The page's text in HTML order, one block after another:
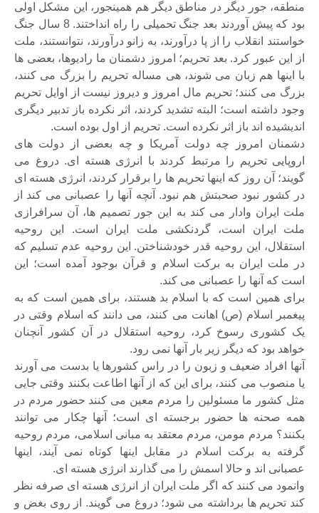
منطقه، جور دیگر در مناطق دیگر هم همینجور، این مشکل اولی
بود که پیش آوردند بعد جنگ تحمیلی را راه انداختند. 8 سال جنگ
خواستند انقلاب را از پا درآورند، به زانو درآورند، نتوانستند، ملت
از این عبور کرد. بعد تحریم؛ امروز دشمنان ما رادیوها، بعضی ها
با اینها هم زبان می شوند، هی مساله تحریم را بزرگ می کنند،
بزرگ می کنند؛ تحریم مال امروز و دیروز نیست از اوایل تحریم
وجود داشته است؛ البته تشدید کردند، اثر نکرده باز تدبیر دیگری
اندیشیده اند باز اثر نکرده است. تحریم از اول بوده است.
دشمنان امروز چه دولت آمریکا و چه بعضی از دولت های
اروپایی تحریم را مرتبط کردند با انرژی هسته ای. دروغ می
گویند؛ آن روز که اینها تحریم ها را برقرار کردند، انرژی هسته ای
در کشور نبود صحبتش هم نبود. آنچه آنها را عصبانی می کند از
ملت ایران وادار می کند به این جور تصمیم ها، آن سرافرازی
ملت ایران است، گردنکشی ملت ایران است. این روحیه
استقلال، این روحیه قدر خودشناختن. این روحیه عدم تسلیم که
در ملت ایران به برکت اسلام و قرآن بوجود آمده است؛ این
است که آنها را عصبانی می کند.
برای همین است که با اسلام بد هستند، برای همین است که به
پیغمبر اسلام (ص) اهانت می کنند، می دانند که اسلام وقتی در
یک کشوری رسوخ کرد، روحیه استقلال در آن کشور آنچنان
خواهد بود که دیگر زیر بار آنها نمی رود.
آنها افراد ضعیف و زبون را در راس کشورها یا بدست می آورند
یا منصوب می کنند، برای این که از آنها اطاعت بکنند وقتی جایی
مثل کشور ما مسئولین را مردم معین می کنند حضور مردم در
همه صحنه ها حضور برجسته ای است؛ آنها چکار می توانند
بکنند؟ مردم مومن، مردم معتقد به مبانی اسلامی، مردم روحیه
گرفته به برکت اسلام در مقابل اینها کوتاه نمی آیند، اینها
عصبانی اند و حالا اسمش را می گذارند انرژی هسته ای.
وانمود می کنند که اگر ملت ایران از انرژی هسته ای صرفه نظر
کند تحریم ها برداشته می شود؛ دروغ می گویند. از روی بغض و